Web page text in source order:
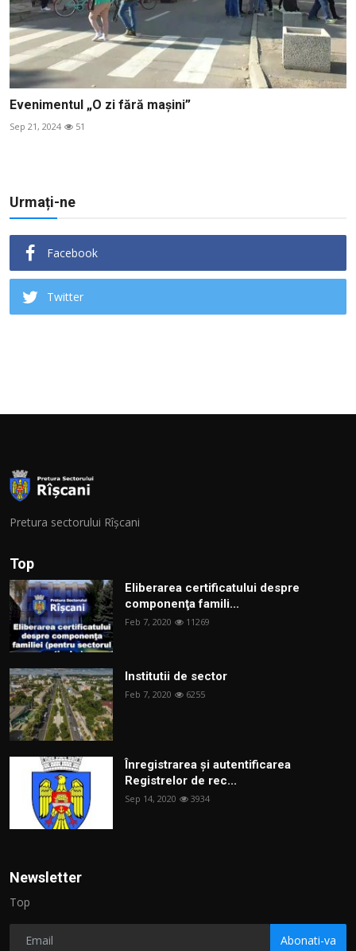
Evenimentul „O zi fără mașini”
Sep 21, 2024 51
Urmați-ne
Facebook
Twitter
Pretura sectorului Rîșcani
Top
Eliberarea certificatului despre
componenţa famili...
Feb 7, 2020 11269
Institutii de sector
Feb 7, 2020 6255
Înregistrarea și autentificarea
Registrelor de rec...
Sep 14, 2020 3934
Newsletter
Top
Abonati-va